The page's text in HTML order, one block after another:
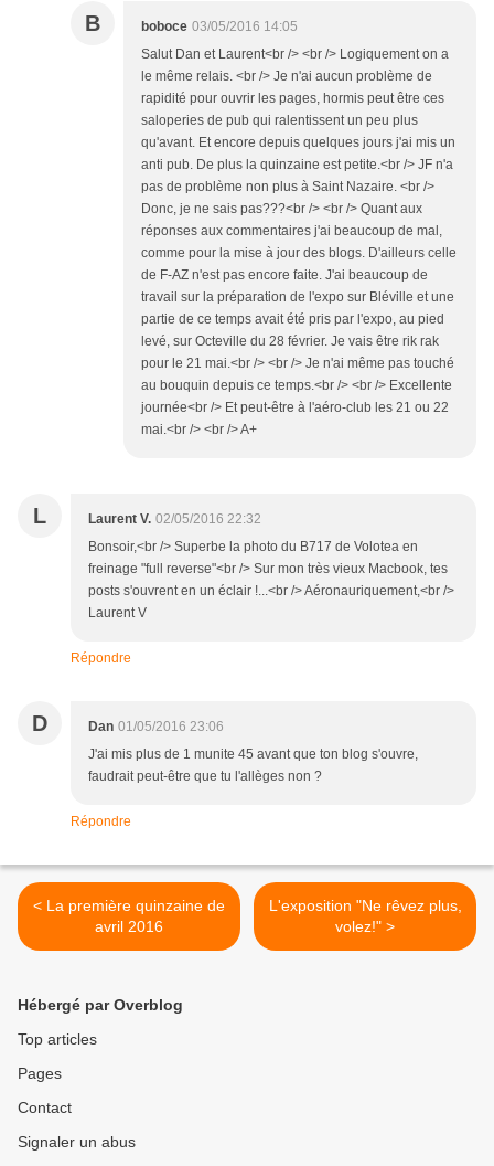
B boboce 03/05/2016 14:05
Salut Dan et Laurent<br /> <br /> Logiquement on a
le même relais. <br /> Je n'ai aucun problème de
rapidité pour ouvrir les pages, hormis peut être ces
saloperies de pub qui ralentissent un peu plus
qu'avant. Et encore depuis quelques jours j'ai mis un
anti pub. De plus la quinzaine est petite.<br /> JF n'a
pas de problème non plus à Saint Nazaire. <br />
Donc, je ne sais pas???<br /> <br /> Quant aux
réponses aux commentaires j'ai beaucoup de mal,
comme pour la mise à jour des blogs. D'ailleurs celle
de F-AZ n'est pas encore faite. J'ai beaucoup de
travail sur la préparation de l'expo sur Bléville et une
partie de ce temps avait été pris par l'expo, au pied
levé, sur Octeville du 28 février. Je vais être rik rak
pour le 21 mai.<br /> <br /> Je n'ai même pas touché
au bouquin depuis ce temps.<br /> <br /> Excellente
journée<br /> Et peut-être à l'aéro-club les 21 ou 22
mai.<br /> <br /> A+
L Laurent V. 02/05/2016 22:32
Bonsoir,<br /> Superbe la photo du B717 de Volotea en
freinage "full reverse"<br /> Sur mon très vieux Macbook, tes
posts s'ouvrent en un éclair !...<br /> Aéronauriquement,<br />
Laurent V
Répondre
D Dan 01/05/2016 23:06
J'ai mis plus de 1 munite 45 avant que ton blog s'ouvre,
faudrait peut-être que tu l'allèges non ?
Répondre
< La première quinzaine de
avril 2016
L'exposition "Ne rêvez plus,
volez!" >
Hébergé par Overblog
Top articles
Pages
Contact
Signaler un abus